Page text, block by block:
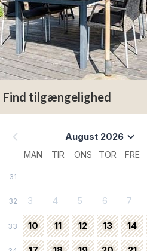
Find tilgængelighed
August 2026
MAN TIR ONS TOR FRE
31
32 3 4 5 6 7
33 10 11 12 13 14